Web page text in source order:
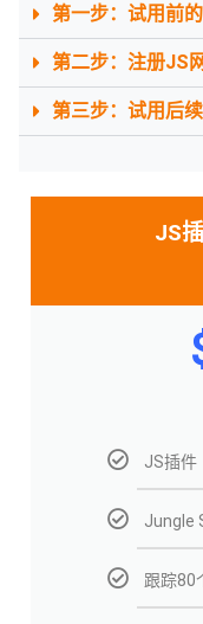
第一步：试用前
第二步：注册JS
第三步：试用后
JS
JS插件
Jungle
跟踪80